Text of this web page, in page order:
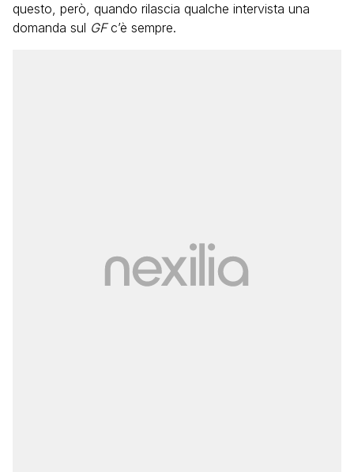
questo, però, quando rilascia qualche intervista una
domanda sul GFc’è sempre.